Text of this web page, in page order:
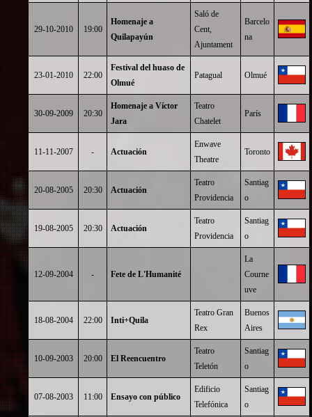
29-10-2010 19:00
Homenaje a
Quilapayún
Saló de
Cent,
Ajuntament
Barcelo
na
23-01-2010 22:00
Festival del huaso de
Olmué
Patagual Olmué
30-09-2009 20:30
Homenaje a Víctor
Jara
Teatro
Chatelet
París
11-11-2007 - Actuación
Enwave
Theatre
Toronto
20-08-2005 20:30 Actuación
Teatro
Providencia
Santiag
o
19-08-2005 20:30 Actuación
Teatro
Providencia
Santiag
o
12-09-2004 - Fete de L'Humanité
La
Courne
uve
18-08-2004 22:00 Inti+Quila
Teatro Gran
Rex
Buenos
Aires
10-09-2003 20:00 El Reencuentro
Teatro
Teletón
Santiag
o
07-08-2003 11:00 Ensayo con público
Edificio
Telefónica
Santiag
o